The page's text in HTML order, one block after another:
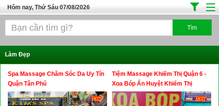
Hôm nay, Thứ Sáu 07/08/2026
Trang chủ
Tuyển Sinh Đào Tạo
Ô Tô Xe Máy
Đồ Dùng Nội Ngoại Thất
Làm Đẹp
Spa Massage Chăm Sóc Da Uy Tín
Quận Tân Phú
Tiệm Massage Khiếm Thị Quận 6 -
Xoa Bóp Ấn Huyệt Khiếm Thị
Phương Đông